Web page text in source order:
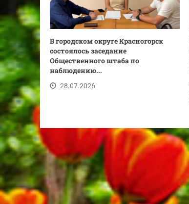
В городском округе Красногорск
состоялось заседание
Общественного штаба по
наблюдению...
28.07.2026